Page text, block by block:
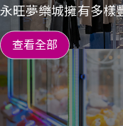
永旺夢樂城擁有多樣
查看全部